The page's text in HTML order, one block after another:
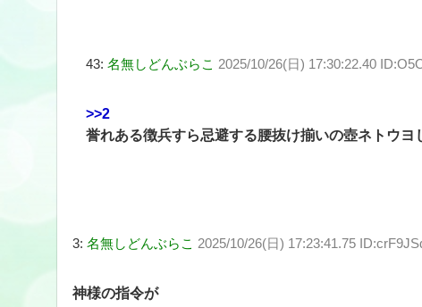
43: 名無しどんぶらこ 2025/10/26(日) 17:30:22.40
>>2
誉れある徴兵すら忌避する腰抜け揃いの壺ネトウヨ
3: 名無しどんぶらこ 2025/10/26(日) 17:23:41.75
神様の指令が